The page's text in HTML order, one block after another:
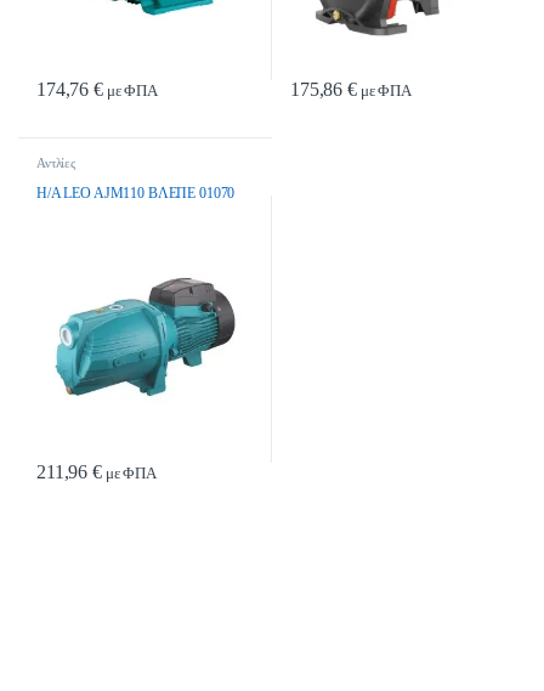
174,76€με ΦΠΑ 175,86€με ΦΠΑ
Αντλίες
H/A LEO AJM110 ΒΛΕΠΕ 01070
211,96€με ΦΠΑ